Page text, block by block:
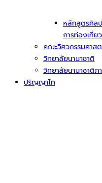
หลักสูตรศิล
การท่องเที่ยว
คณะวิศวกรรมศาสต
วิทยาลัยนานาชาติ
วิทยาลัยนานาชาติ
ปริญญาโท